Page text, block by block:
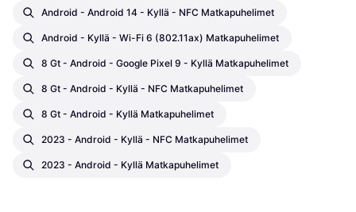
Android - Android 14 - Kyllä - NFC Matkapuhelimet
Android - Kyllä - Wi-Fi 6 (802.11ax) Matkapuhelimet
8 Gt - Android - Google Pixel 9 - Kyllä Matkapuhelimet
8 Gt - Android - Kyllä - NFC Matkapuhelimet
8 Gt - Android - Kyllä Matkapuhelimet
2023 - Android - Kyllä - NFC Matkapuhelimet
2023 - Android - Kyllä Matkapuhelimet